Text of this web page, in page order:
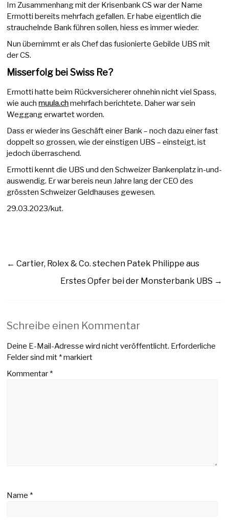
Im Zusammenhang mit der Krisenbank CS war der Name
Ermotti bereits mehrfach gefallen. Er habe eigentlich die
strauchelnde Bank führen sollen, hiess es immer wieder.
Nun übernimmt er als Chef das fusionierte Gebilde UBS mit
der CS.
Misserfolg bei Swiss Re?
Ermotti hatte beim Rückversicherer ohnehin nicht viel Spass,
wie auchmuula.chmehrfach berichtete. Daher war sein
Weggang erwartet worden.
Dass er wieder ins Geschäft einer Bank – noch dazu einer fast
doppelt so grossen, wie der einstigen UBS – einsteigt, ist
jedoch überraschend.
Ermotti kennt die UBS und den Schweizer Bankenplatz in-und-
auswendig. Er war bereis neun Jahre lang der CEO des
grössten Schweizer Geldhauses gewesen.
29.03.2023/kut.
← Cartier, Rolex & Co. stechen Patek Philippe aus
Erstes Opfer bei der Monsterbank UBS →
Schreibe einen Kommentar
Deine E-Mail-Adresse wird nicht veröffentlicht. Erforderliche
Felder sind mit*markiert
Kommentar*
Name*